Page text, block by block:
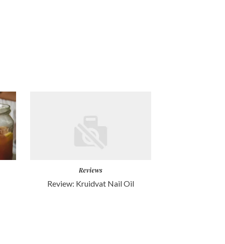
Reviews
Review: Kruidvat Nail Oil